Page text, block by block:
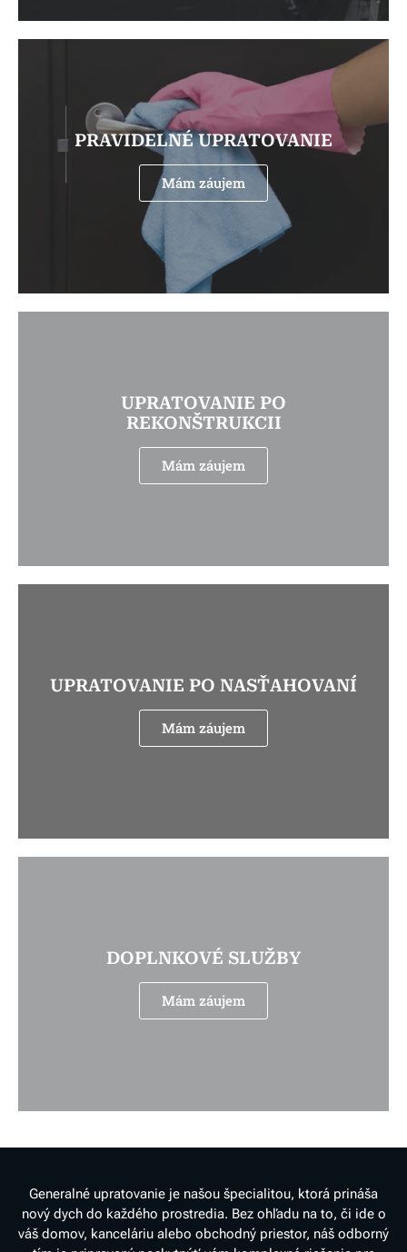
PRAVIDELNÉ UPRATOVANIE
Mám záujem
UPRATOVANIE PO
REKONŠTRUKCII
Mám záujem
UPRATOVANIE PO NASŤAHOVANÍ
Mám záujem
DOPLNKOVÉ SLUŽBY
Mám záujem
Generalné upratovanie je našou špecialitou, ktorá prináša
nový dych do každého prostredia. Bez ohľadu na to, či ide o
váš domov, kanceláriu alebo obchodný priestor, náš odborný